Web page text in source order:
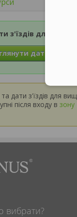
з'їздів для
дати з'їздів
дати з'їздів для
після входу в зону
вибрати?